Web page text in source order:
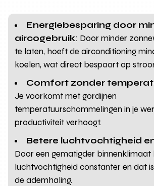
Energiebesparing door
aircogebruik: Door minder
te laten, hoeft de airconditioning
koelen, wat direct bespaart op
Comfort zonder
Je voorkomt met gordijnen
temperatuurschommelingen in je
productiviteit verhoogt.
Betere luchtvochtigheid
Door een gematigder binnenklimaat
luchtvochtigheid constanter en dat
de ademhaling.